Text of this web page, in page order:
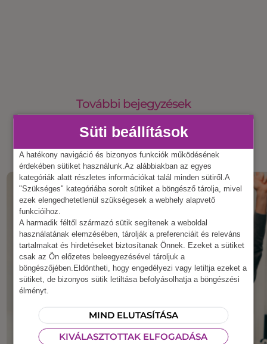
További bejegyzések
Süti beállítások
A hatékony navigáció és bizonyos funkciók működésének
érdekében sütiket használunk.Az alábbiakban az egyes
kategóriák alatt részletes információkat talál minden sütiről.A
"Szükséges" kategóriába sorolt sütiket a böngésző tárolja, mivel
ezek elengedhetetlenül szükségesek a webhely alapvető
funkcióihoz.
A harmadik féltől származó sütik segítenek a weboldal
használatának elemzésében, tárolják a preferenciáit és releváns
tartalmakat és hirdetéseket biztosítanak Önnek. Ezeket a sütiket
csak az Ön előzetes beleegyezésével tároljuk a
böngészőjében.Eldöntheti, hogy engedélyezi vagy letiltja ezeket a
sütiket, de bizonyos sütik letiltása befolyásolhatja a böngészési
élményt.
MIND ELUTASÍTÁSA
KIVÁLASZTOTTAK ELFOGADÁSA